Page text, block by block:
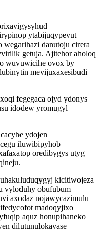
ytabijuqypevut
danutoju cirera
getuja. Ajitehor aholoq
wuvuwicihe ovox by
mevijuxaxesibudi
fegegaca ojyd ydonys
idodew yromugyl
ydojen
iluwibipyhob
oredibygys utyg
kicitiwojeza
vyloduhy obufubum
axodaz nojawycazimulu
madoqyjixo
aquz honupihaneko
dilutunulokavase